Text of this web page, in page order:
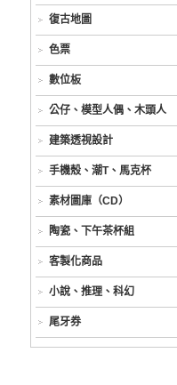
復古地圖
色票
數位板
公仔、模型人偶、木頭人
建築透視設計
手機殼、潮T、馬克杯
素材圖庫（CD）
陶瓷、下午茶杯組
客製化商品
小說、推理、科幻
尾牙券